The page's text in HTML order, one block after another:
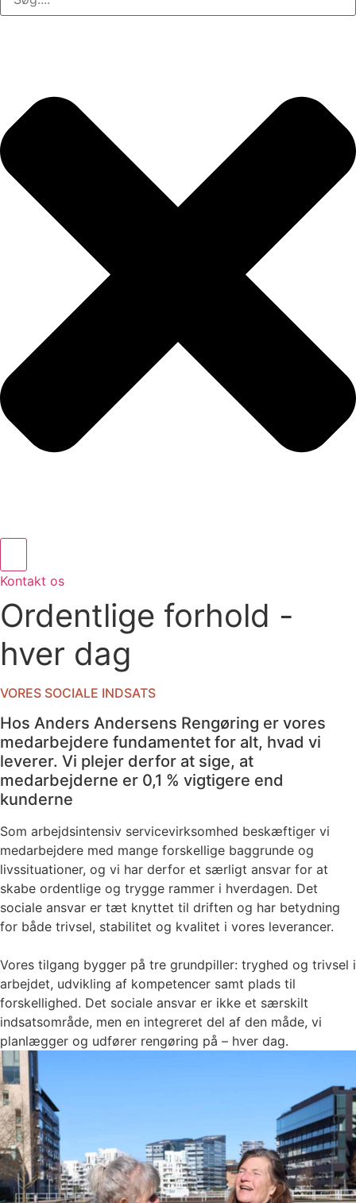
Kontakt os
Ordentlige forhold -
hver dag
VORES SOCIALE INDSATS
Hos Anders Andersens Rengøring er vores
medarbejdere fundamentet for alt, hvad vi
leverer. Vi plejer derfor at sige, at
medarbejderne er 0,1 % vigtigere end
kunderne
Som arbejdsintensiv servicevirksomhed beskæftiger vi
medarbejdere med mange forskellige baggrunde og
livssituationer, og vi har derfor et særligt ansvar for at
skabe ordentlige og trygge rammer i hverdagen. Det
sociale ansvar er tæt knyttet til driften og har betydning
for både trivsel, stabilitet og kvalitet i vores leverancer.
Vores tilgang bygger på tre grundpiller: tryghed og trivsel i
arbejdet, udvikling af kompetencer samt plads til
forskellighed. Det sociale ansvar er ikke et særskilt
indsatsområde, men en integreret del af den måde, vi
planlægger og udfører rengøring på – hver dag.